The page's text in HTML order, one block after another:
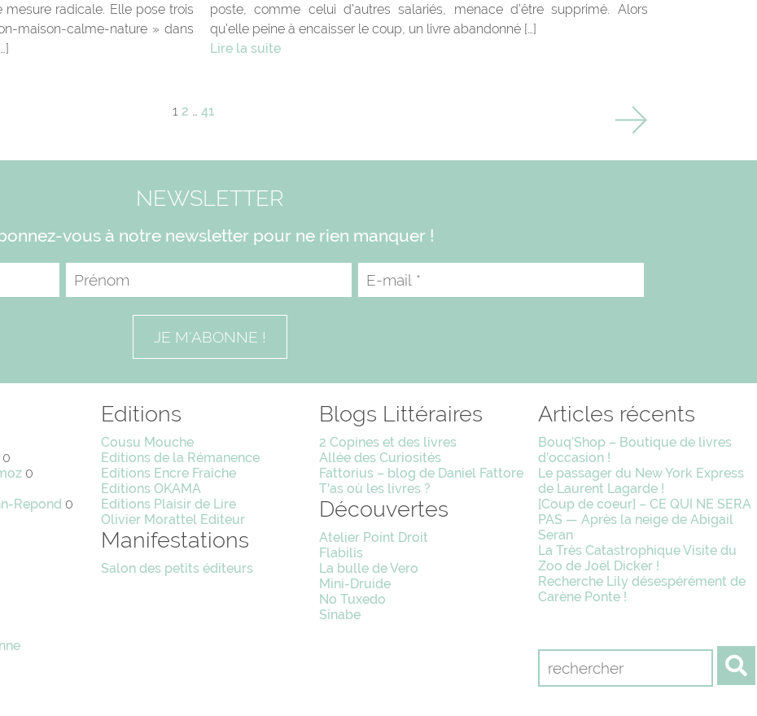
mesure radicale. Elle pose trois
maison-calme-nature » dans
poste, comme celui d’autres salariés, menace d’être supprimé. Alors
qu’elle peine à encaisser le coup, un livre abandonné […]
Lire la suite
1 2 41
NEWSLETTER
vous à notre newsletter pour ne rien manquer !
0
0
Repond 0
Editions
Cousu Mouche
Editions de la Rémanence
Editions Encre Fraîche
Editions OKAMA
Editions Plaisir de Lire
Olivier Morattel Editeur
Manifestations
Salon des petits éditeurs
Blogs Littéraires
2 Copines et des livres
Allée des Curiosités
Fattorius – blog de Daniel Fattore
T'as où les livres ?
Découvertes
Atelier Point Droit
Flabilis
La bulle de Vero
Mini-Druide
No Tuxedo
Sinabe
Articles récents
Bouq’Shop – Boutique de livres
d’occasion !
Le passager du New York Express
de Laurent Lagarde !
[Coup de coeur] – CE QUI NE SERA
PAS — Après la neige de Abigail
Seran
La Très Catastrophique Visite du
Zoo de Joël Dicker !
Recherche Lily désespérément de
Carène Ponte !